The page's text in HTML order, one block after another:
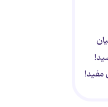
مفید!